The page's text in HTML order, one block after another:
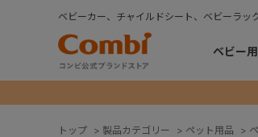
ベビーカー、チャイルドシート、ベビーラッ
ベビー
トップ > 製品カテゴリー > ペット用品 >